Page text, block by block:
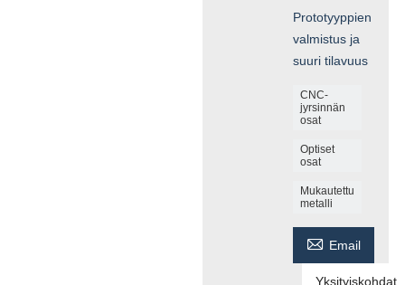
Prototyyppien
valmistus ja
suuri tilavuus
CNC-
jyrsinnän
osat
Optiset
osat
Mukautettu
metalli
 Email
Yksityiskohdat